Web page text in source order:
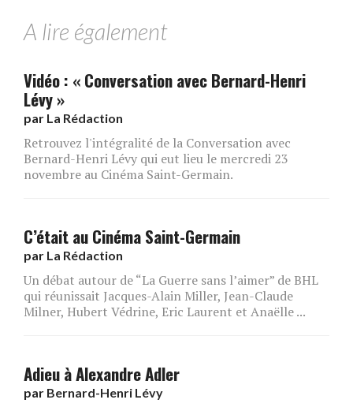
A lire également
Vidéo : « Conversation avec Bernard-Henri
Lévy »
par La Rédaction
Retrouvez l'intégralité de la Conversation avec
Bernard-Henri Lévy qui eut lieu le mercredi 23
novembre au Cinéma Saint-Germain.
C’était au Cinéma Saint-Germain
par La Rédaction
Un débat autour de “La Guerre sans l’aimer” de BHL
qui réunissait Jacques-Alain Miller, Jean-Claude
Milner, Hubert Védrine, Eric Laurent et Anaëlle ...
Adieu à Alexandre Adler
par Bernard-Henri Lévy